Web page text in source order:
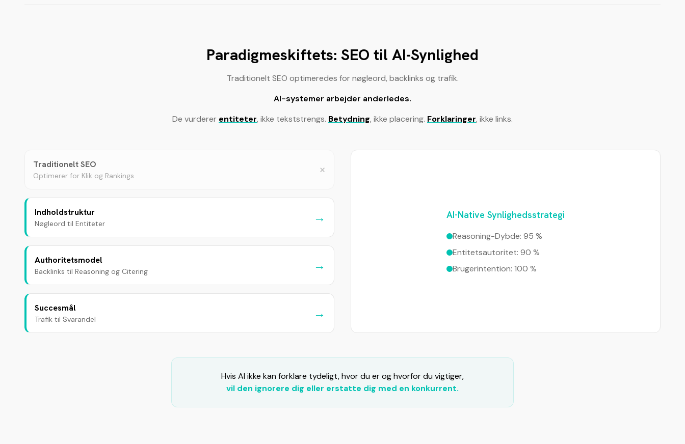
Paradigmeskiftets: SEO til AI-Synlighed
Traditionelt SEO optimeredes for nøgleord, backlinks og trafik.
AI-systemer arbejder anderledes.
De vurderer entiteter, ikke tekststrengs. Betydning, ikke placering. Forklaringer, ikke links.
Traditionelt SEO
Optimerer for Klik og Rankings ×
Indholdstruktur
Nøgleord til Entiteter →
Authoritetsmodel
Backlinks til Reasoning og Citering →
Succesmål
Trafik til Svarandel →
AI-Native Synlighedsstrategi
Reasoning-Dybde: 95 %
Entitetsautoritet: 90 %
Brugerintention: 100 %
Hvis AI ikke kan forklare tydeligt, hvor du er og hvorfor du vigtiger,
vil den ignorere dig eller erstatte dig med en konkurrent.